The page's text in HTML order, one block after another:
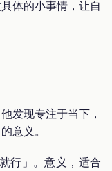
体的小事情，让自
发现专注于当下，
意义。
行」。意义，适合